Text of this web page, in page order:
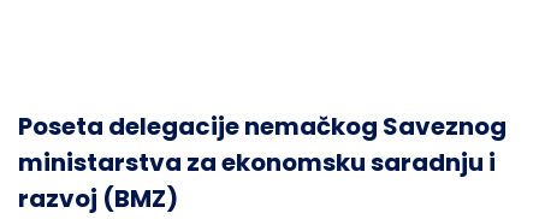
Poseta delegacije nemačkog Saveznog
ministarstva za ekonomsku saradnju i
razvoj (BMZ)